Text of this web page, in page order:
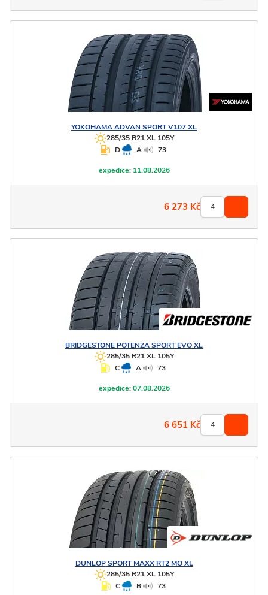
YOKOHAMAADVAN SPORT V107 XL
285/35 R21 XL 105Y
D
A 73
expedice:11.08.2026
6 273 Kč
BRIDGESTONE POTENZA SPORT EVO XL
285/35 R21 XL 105Y
C
A 73
expedice:07.08.2026
6 651 Kč
DUNLOPSPORT MAXX RT2 MO XL
285/35 R21 XL 105Y
C
B 73